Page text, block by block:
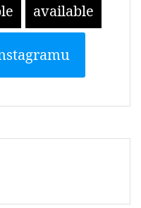
available